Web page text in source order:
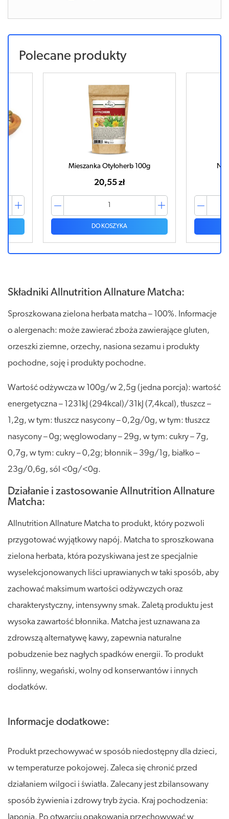
Polecane produkty
Mieszanka Otyłoherb 100g
20,55 zł
DO KOSZYKA
Składniki Allnutrition Allnature Matcha:
Sproszkowana zielona herbata matcha – 100%. Informacje
o alergenach: może zawierać zboża zawierające gluten,
orzeszki ziemne, orzechy, nasiona sezamu i produkty
pochodne, soję i produkty pochodne.
Wartość odżywcza w 100g/w 2,5g (jedna porcja): wartość
energetyczna – 1231kJ (294kcal)/31kJ (7,4kcal), tłuszcz –
1,2g, w tym: tłuszcz nasycony – 0,2g/0g, w tym: tłuszcz
nasycony – 0g; węglowodany – 29g, w tym: cukry – 7g,
0,7g, w tym: cukry – 0,2g; błonnik – 39g/1g, białko –
23g/0,6g, sól <0g/<0g.
Działanie i zastosowanie Allnutrition Allnature
Matcha:
Allnutrition Allnature Matcha to produkt, który pozwoli
przygotować wyjątkowy napój. Matcha to sproszkowana
zielona herbata, która pozyskiwana jest ze specjalnie
wyselekcjonowanych liści uprawianych w taki sposób, aby
zachować maksimum wartości odżywczych oraz
charakterystyczny, intensywny smak. Zaletą produktu jest
wysoka zawartość błonnika. Matcha jest uznawana za
zdrowszą alternatywę kawy, zapewnia naturalne
pobudzenie bez nagłych spadków energii. To produkt
roślinny, wegański, wolny od konserwantów i innych
dodatków.
Informacje dodatkowe:
Produkt przechowywać w sposób niedostępny dla dzieci,
w temperaturze pokojowej. Zaleca się chronić przed
działaniem wilgoci i światła. Zalecany jest zbilansowany
sposób żywienia i zdrowy tryb życia. Kraj pochodzenia:
Japonia. Po otwarciu opakowania przechowywać w